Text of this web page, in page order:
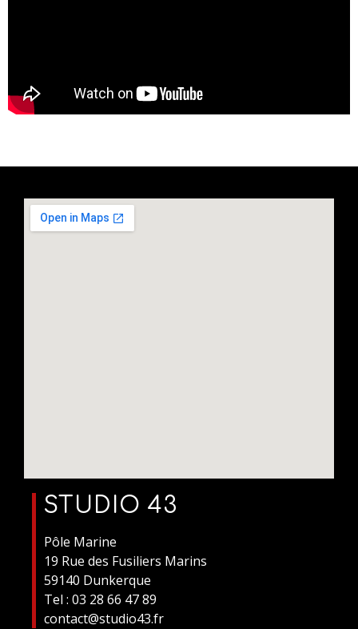
STUDIO 43
Pôle Marine
19 Rue des Fusiliers Marins
59140 Dunkerque
Tel : 03 28 66 47 89
contact@studio43.fr